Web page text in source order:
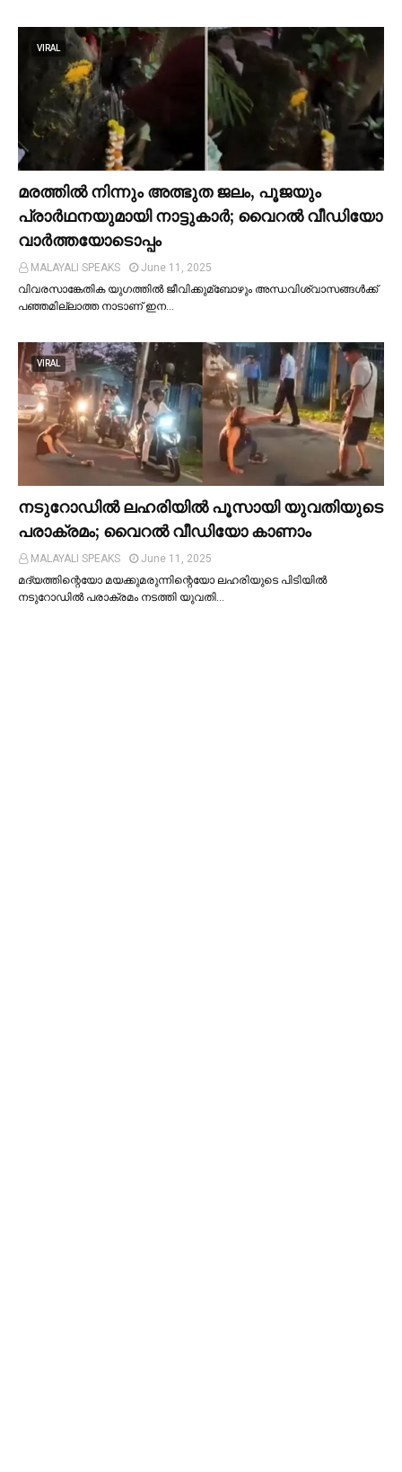
VIRAL
മരത്തില്‍ നിന്നും അത്ഭുത ജലം, പൂജയും
പ്രാര്‍ഥനയുമായി നാട്ടുകാര്‍; വൈറൽ വീഡിയോ
വാർത്തയോടൊപ്പം
MALAYALI SPEAKS
June 11, 2025
വിവരസാങ്കേതിക യുഗത്തില്‍ ജീവിക്കുമ്ബോഴും അന്ധവിശ്വാസങ്ങള്‍ക്ക്
പഞ്ഞമില്ലാത്ത നാടാണ് ഇന…
VIRAL
നടുറോഡില്‍ ലഹരിയില്‍ പൂസായി യുവതിയുടെ
പരാക്രമം; വൈറൽ വീഡിയോ കാണാം
MALAYALI SPEAKS
June 11, 2025
മദ്യത്തിന്റെയോ മയക്കുമരുന്നിന്റെയോ ലഹരിയുടെ പിടിയില്‍
നടുറോഡില്‍ പരാക്രമം നടത്തി യുവതി…